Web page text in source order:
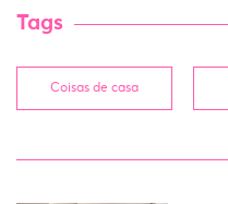
Tags
Coisas de casa